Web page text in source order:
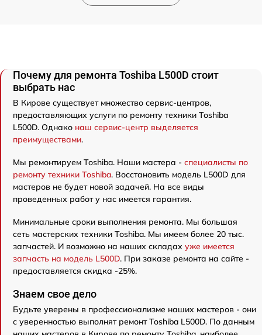
Почему для ремонта Toshiba L500D стоит
выбрать нас
В Кирове существует множество сервис-центров,
предоставляющих услуги по ремонту техники Toshiba
L500D. Однако наш сервис-центр выделяется
преимуществами.
Мы ремонтируем Toshiba. Наши мастера - специалисты по
ремонту техники Toshiba. Восстановить модель L500D для
мастеров не будет новой задачей. На все виды
проведенных работ у нас имеется гарантия.
Минимальные сроки выполнения ремонта. Мы большая
сеть мастерских техники Toshiba. Мы имеем более 20 тыс.
запчастей. И возможно на наших складах уже имеется
запчасть на модель L500D. При заказе ремонта на сайте -
предоставляется скидка -25%.
Знаем свое дело
Будьте уверены в профессионализме наших мастеров - они
с уверенностью выполнят ремонт Toshiba L500D. По данным